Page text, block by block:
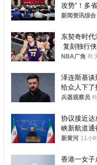
攻势”！多
公布举报方
新闻资讯综合
东契奇时
复刻独行
者？
NBA广角 昨
泽连斯基谈
给众人下了
和中乌关系
兵器观察员
协议接近达
峡新航道通
提“倒计时”
新黄河 11小
香港一女子